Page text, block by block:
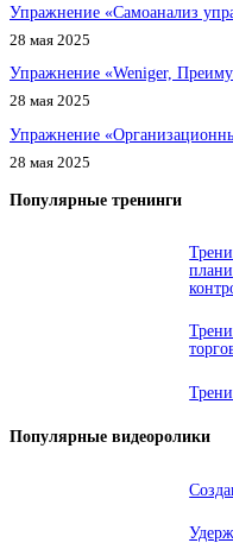
Упражнение «Самоанализ
28 мая 2025
Упражнение «Weniger,
28 мая 2025
Упражнение
28 мая 2025
Популярные тренинги
Популярные видеоролики